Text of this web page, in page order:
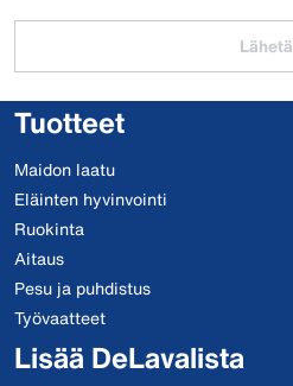
Lähetä
Tuotteet
Maidon laatu
Eläinten hyvinvointi
Ruokinta
Aitaus
Pesu ja puhdistus
Työvaatteet
Lisää DeLavalista